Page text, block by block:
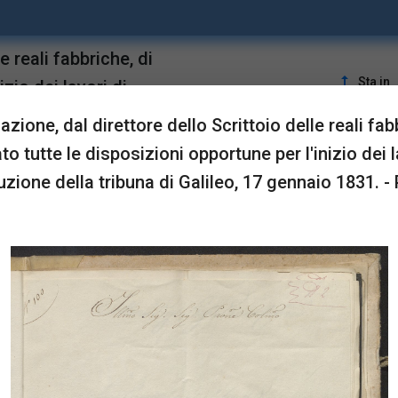
reali fabbriche, di
dei lavori di
upgradeSta in
dal direttore dello Scrittoio delle reali
tutte le disposizioni opportune per l'inizio dei
della tribuna di Galileo, 17 gennaio 1831. -